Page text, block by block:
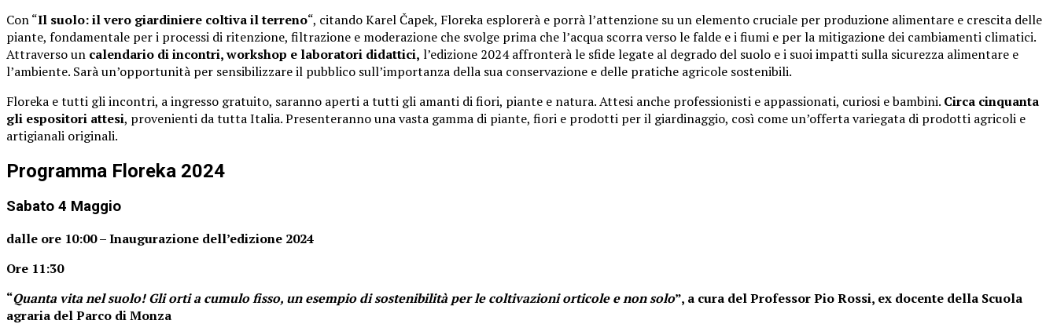
Con “Il suolo: il vero giardiniere coltiva il terreno“, citando Karel Čapek, Floreka esplorerà e porrà l’attenzione su un elemento cruciale per produzione alimentare e crescita delle
piante, fondamentale per i processi di ritenzione, filtrazione e moderazione che svolge prima che l’acqua scorra verso le falde e i fiumi e per la mitigazione dei cambiamenti climatici.
Attraverso un calendario di incontri, workshop e laboratori didattici, l’edizione 2024 affronterà le sfide legate al degrado del suolo e i suoi impatti sulla sicurezza alimentare e
l’ambiente. Sarà un’opportunità per sensibilizzare il pubblico sull’importanza della sua conservazione e delle pratiche agricole sostenibili.
Floreka e tutti gli incontri, a ingresso gratuito, saranno aperti a tutti gli amanti di fiori, piante e natura. Attesi anche professionisti e appassionati, curiosi e bambini. Circa cinquanta
gli espositori attesi, provenienti da tutta Italia. Presenteranno una vasta gamma di piante, fiori e prodotti per il giardinaggio, così come un’offerta variegata di prodotti agricoli e
artigianali originali.
Programma Floreka 2024
Sabato 4 Maggio
dalle ore 10:00 – Inaugurazione dell’edizione 2024
Ore 11:30
“Quanta vita nel suolo! Gli orti a cumulo fisso, un esempio di sostenibilità per le coltivazioni orticole e non solo”, a cura del Professor Pio Rossi, ex docente della Scuola
agraria del Parco di Monza